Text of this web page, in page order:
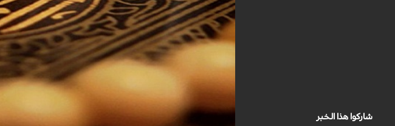
شاركوا هذا الخبر